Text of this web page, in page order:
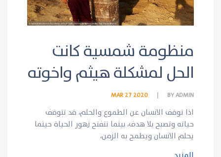
منظومة شمسية كانت
الحل لمشكلة هيثم واخوته
MAR 27 2020 BYADMIN
اذا توقف الانسان عن الطموع والحلم، قد تتوقف
حياته وتصبح بلا هدف، بينما تتفتح زهور الحياة حينما
يحلم الانسان ويطمح به الزمن،